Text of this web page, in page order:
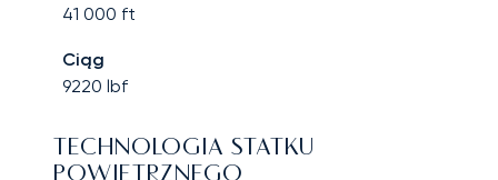
41 000 ft
Ciąg
9220 lbf
TECHNOLOGIA STATKU